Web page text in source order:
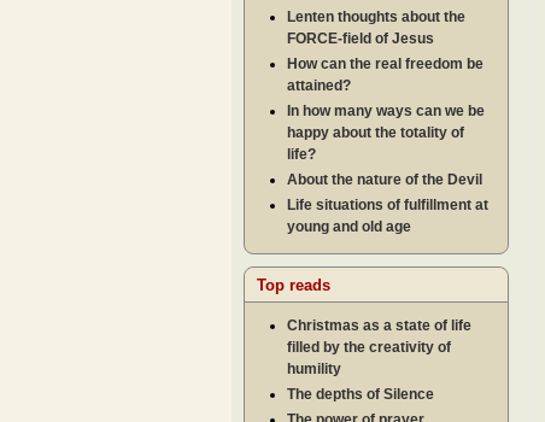
Lenten thoughts about the
FORCE-field of Jesus
How can the real freedom be
attained?
In how many ways can we be
happy about the totality of
life?
About the nature of the Devil
Life situations of fulfillment at
young and old age
Top reads
Christmas as a state of life
filled by the creativity of
humility
The depths of Silence